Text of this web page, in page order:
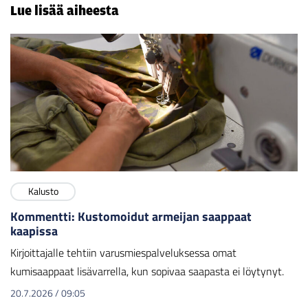
Lue lisää aiheesta
Kalusto
Kommentti: Kustomoidut armeijan saappaat
kaapissa
Kirjoittajalle tehtiin varusmiespalveluksessa omat
kumisaappaat lisävarrella, kun sopivaa saapasta ei löytynyt.
20.7.2026/09:05